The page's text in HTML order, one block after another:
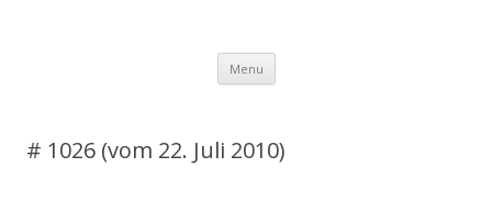
Menu Skip to content
# 1026 (vom 22. Juli 2010)